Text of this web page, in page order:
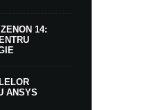
14:
ANSYS